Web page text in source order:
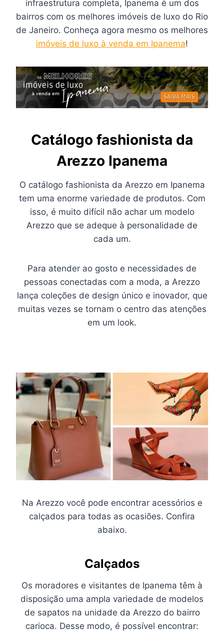
infraestrutura completa, Ipanema é um dos
bairros com os melhores imóveis de luxo do Rio
de Janeiro. Conheça agora mesmo os melhores
imóveis de luxo à venda em Ipanema!
Catálogo fashionista da
Arezzo Ipanema
O catálogo fashionista da Arezzo em Ipanema
tem uma enorme variedade de produtos. Com
isso, é muito difícil não achar um modelo
Arezzo que se adeque à personalidade de
cada um.
Para atender ao gosto e necessidades de
pessoas conectadas com a moda, a Arezzo
lança coleções de design único e inovador, que
muitas vezes se tornam o centro das atenções
em um look.
Na Arezzo você pode encontrar acessórios e
calçados para todas as ocasiões. Confira
abaixo.
Calçados
Os moradores e visitantes de Ipanema têm à
disposição uma ampla variedade de modelos
de sapatos na unidade da Arezzo do bairro
carioca. Desse modo, é possível encontrar: